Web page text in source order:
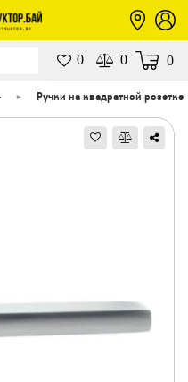
0 0 0
Ручки на квадратной розетке